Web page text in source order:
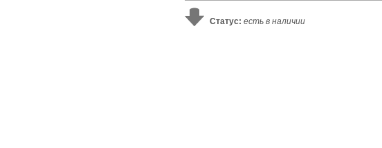
Статус: есть в наличии